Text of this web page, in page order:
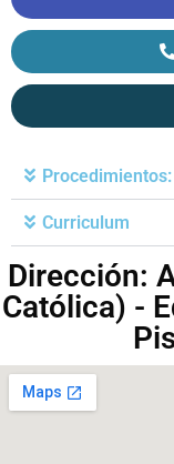
Procedimientos:
Curriculum
Dirección:
Católica) -